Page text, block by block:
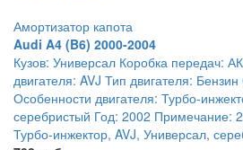
Амортизатор капота
Audi A4 (B6) 2000-2004
Кузов: Универсал Коробка передач:
двигателя: AVJ Тип двигателя:
Особенности двигателя: Турбо-
серебристый Год: 2002 Примечание:
Турбо-инжектор, AVJ, Универсал,